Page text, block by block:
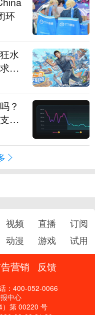
环
水
生
？
持
视频 直播
订阅
动漫 游戏 试用
营销 反馈
：400-052-0066
中心
）第 00220 号